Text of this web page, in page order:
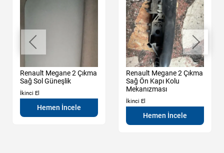
Renault Megane 2 Çıkma
Sağ Sol Güneşlik
İkinci El
Hemen İncele
Renault Megane 2 Çıkma
Sağ Ön Kapı Kolu
Mekanızması
İkinci El
Hemen İncele